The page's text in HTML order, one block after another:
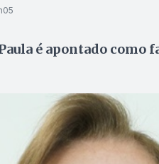
é apontado como